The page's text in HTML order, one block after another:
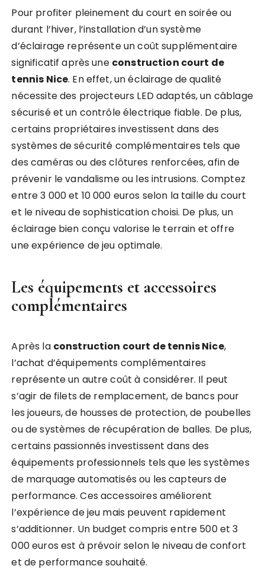
Pour profiter pleinement du court en soirée ou
durant l’hiver, l’installation d’un système
d’éclairage représente un coût supplémentaire
significatif après une construction court de
tennis Nice. En effet, un éclairage de qualité
nécessite des projecteurs LED adaptés, un câblage
sécurisé et un contrôle électrique fiable. De plus,
certains propriétaires investissent dans des
systèmes de sécurité complémentaires tels que
des caméras ou des clôtures renforcées, afin de
prévenir le vandalisme ou les intrusions. Comptez
entre 3 000 et 10 000 euros selon la taille du court
et le niveau de sophistication choisi. De plus, un
éclairage bien conçu valorise le terrain et offre
une expérience de jeu optimale.
Les équipements et accessoires
complémentaires
Après la construction court de tennis Nice,
l’achat d’équipements complémentaires
représente un autre coût à considérer. Il peut
s’agir de filets de remplacement, de bancs pour
les joueurs, de housses de protection, de poubelles
ou de systèmes de récupération de balles. De plus,
certains passionnés investissent dans des
équipements professionnels tels que les systèmes
de marquage automatisés ou les capteurs de
performance. Ces accessoires améliorent
l’expérience de jeu mais peuvent rapidement
s’additionner. Un budget compris entre 500 et 3
000 euros est à prévoir selon le niveau de confort
et de performance souhaité.